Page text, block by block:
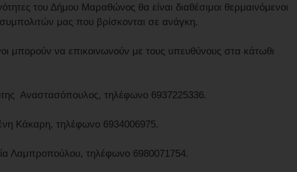
του Δήμου Μαραθώνος θα είναι διαθέσιμοι θερμαινόμενοι
μας που βρίσκονται σε ανάγκη.
μπορούν να επικοινωνούν με τους υπευθύνους στα κάτωθι
Αναστασόπουλος, τηλέφωνο 6937225336.
Κάκαρη, τηλέφωνο 6934006975.
Λαμπροπούλου, τηλέφωνο 6980071754.